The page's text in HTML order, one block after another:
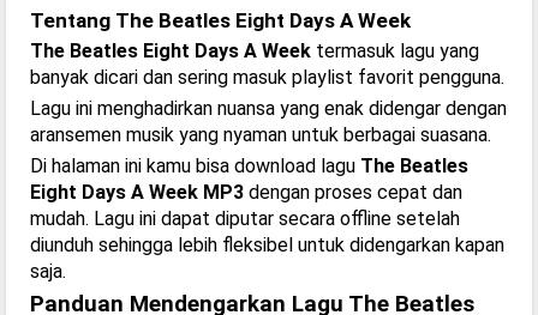
Tentang The Beatles Eight Days A Week
The Beatles Eight Days A Week termasuk lagu yang
banyak dicari dan sering masuk playlist favorit pengguna.
Lagu ini menghadirkan nuansa yang enak didengar dengan
aransemen musik yang nyaman untuk berbagai suasana.
Di halaman ini kamu bisa download lagu The Beatles
Eight Days A Week MP3 dengan proses cepat dan
mudah. Lagu ini dapat diputar secara offline setelah
diunduh sehingga lebih fleksibel untuk didengarkan kapan
saja.
Panduan Mendengarkan Lagu The Beatles